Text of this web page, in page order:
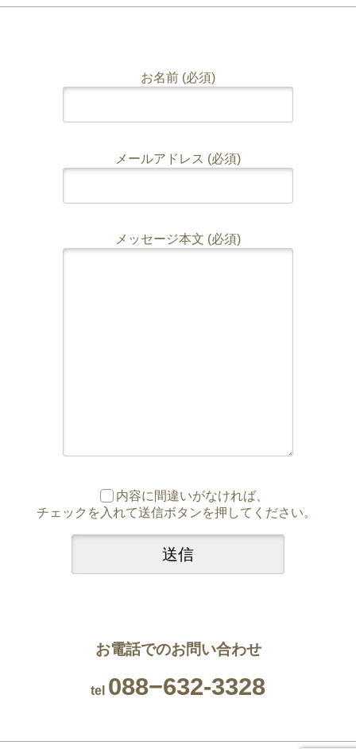
お名前 (必須)
メールアドレス (必須)
メッセージ本文 (必須)
内容に間違いがなければ、
チェックを入れて送信ボタンを押してください。
お電話でのお問い合わせ
tel 088−632-3328